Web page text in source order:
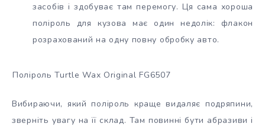
засобів і здобуває там перемогу. Ця сама хороша
поліроль для кузова має один недолік: флакон
розрахований на одну повну обробку авто.
Поліроль Turtle Wax Original FG6507
Вибираючи, який поліроль краще видаляє подряпини,
зверніть увагу на її склад. Там повинні бути абразиви і